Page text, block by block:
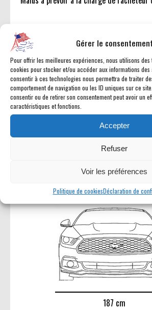
Gérer le consentement
Pour offrir les meilleures expériences, nous utilisons
cookies pour stocker et/ou accéder aux informations des
consentir à ces technologies nous permettra de traiter
comportement de navigation ou les ID uniques sur ce
consentir ou de retirer son consentement peut avoir un
caractéristiques et fonctions.
Accepter
Refuser
Voir les préférences
Politique de cookiesDéclaration de
Dimensions et châssis
477 cm
187 cm